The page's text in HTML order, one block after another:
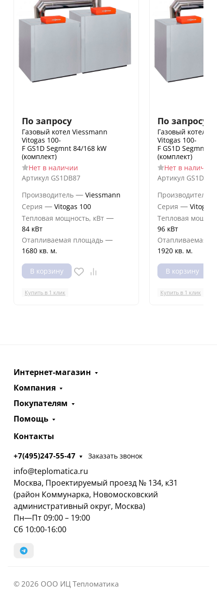
По запросу
Газовый котел Viessmann
Vitogas 100-
F GS1D Segmnt 84/168 kW
(комплект)
Нет в наличии
Артикул GS1DB87
Производитель — Viessmann
Серия — Vitogas 100
Тепловая мощность, кВт —
84 кВт
Отапливаемая площадь —
1680 кв. м.
В корзину
Купить в 1 клик
По запросу
Газовый котел
Vitogas 100-
F GS1D Segmnt
(комплект)
Нет в наличии
Артикул GS1DB88
Производитель
Серия — Vitogas
Тепловая
96 кВт
Отапливаемая
1920 кв. м.
В корзину
Купить в 1 клик
Интернет-магазин
Компания
Покупателям
Помощь
Контакты
+7(495)247-55-47 Заказать звонок
info@teplomatica.ru
Москва, Проектируемый проезд № 134, к31
(район Коммунарка, Новомосковский
административный округ, Москва)
Пн—Пт 09:00 – 19:00
Сб 10:00-16:00
© 2026 ООО ИЦ Тепломатика